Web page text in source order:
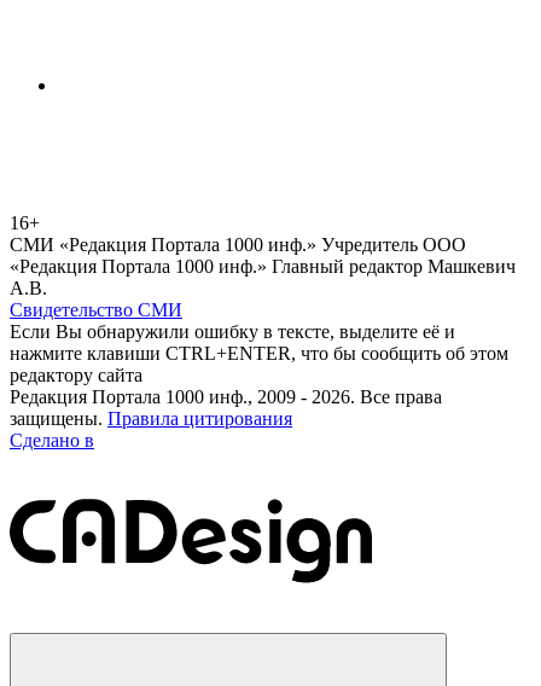
16+
СМИ «Редакция Портала 1000 инф.» Учредитель ООО
«Редакция Портала 1000 инф.» Главный редактор Машкевич
А.В.
Свидетельство СМИ
Если Вы обнаружили ошибку в тексте, выделите её и
нажмите клавиши CTRL+ENTER, что бы сообщить об этом
редактору сайта
Редакция Портала 1000 инф., 2009 - 2026. Все права
защищены. Правила цитирования
Сделано в